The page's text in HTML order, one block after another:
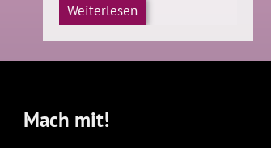
Weiterlesen
Mach mit!